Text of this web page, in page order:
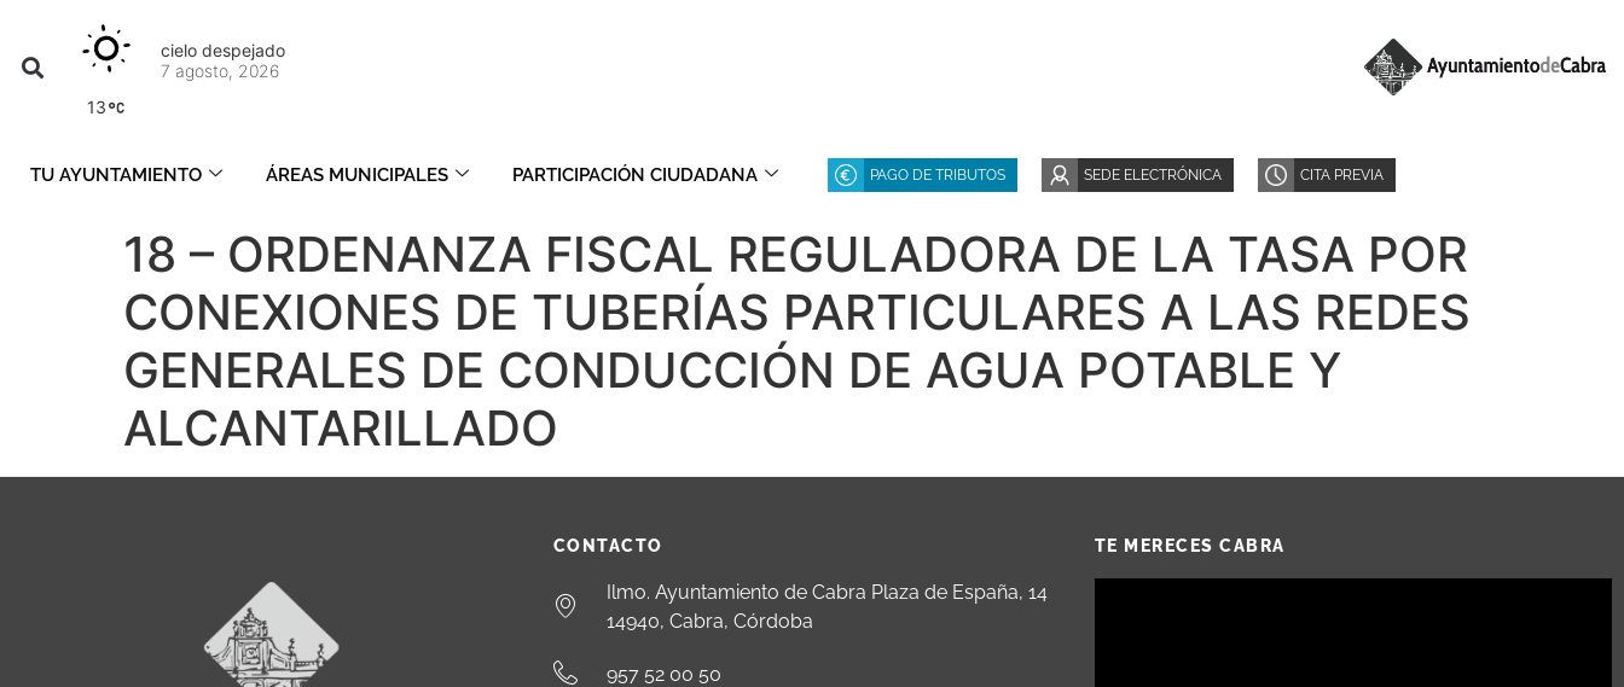
13
cielo despejado
7 agosto, 2026
TU AYUNTAMIENTO ÁREAS MUNICIPALES PARTICIPACIÓN CIUDADANA PAGO DE TRIBUTOS SEDE ELECTRÓNICA CITA PREVIA
18 – ORDENANZA FISCAL REGULADORA DE LA TASA POR
CONEXIONES DE TUBERÍAS PARTICULARES A LAS REDES
GENERALES DE CONDUCCIÓN DE AGUA POTABLE Y
ALCANTARILLADO
CONTACTO
Ilmo. Ayuntamiento de Cabra Plaza de España, 14
14940, Cabra, Córdoba
957 52 00 50
TE MERECES CABRA